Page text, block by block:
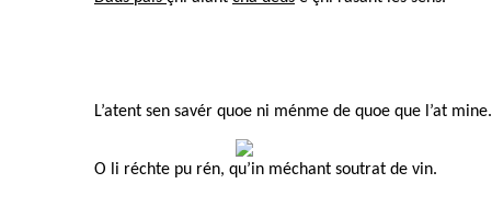
L’atent sen savér quoe ni ménme de quoe que l’at mine.
O li réchte pu rén, qu’in méchant soutrat de vin.